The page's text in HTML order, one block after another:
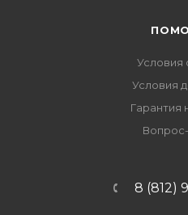
Условия
Условия
Гарантия
8 (812)